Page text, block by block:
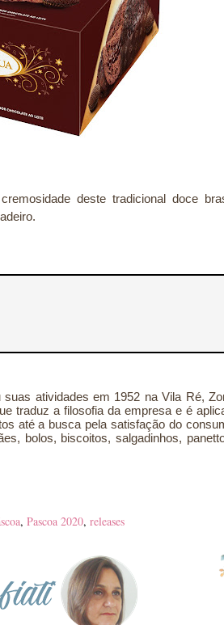
deste tradicional doce
atividades em 1952 na Vila Ré,
traduz a filosofia da empresa e é
até a busca pela satisfação do
bolos, biscoitos, salgadinhos,
, Pascoa 2020, releases